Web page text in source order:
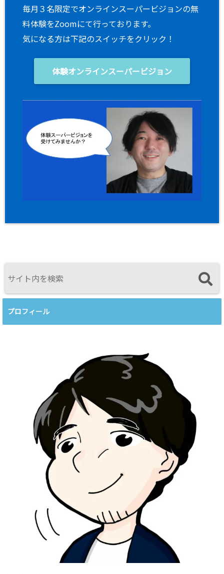
毎月３名限定でオンラインスーパービジョンの無
料体験をZoomにて行っております。
気になる方は下記のスイッチをクリック！
体験オンラインスーパービジョン
プロフィール